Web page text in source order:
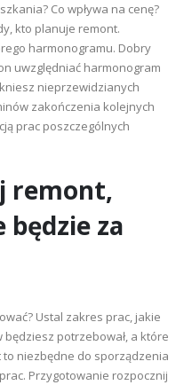
Co wpływa na cenę?
kto planuje remont.
harmonogramu. Dobry
uwzględniać harmonogram
nieprzewidzianych
zakończenia kolejnych
prac poszczególnych
remont,
za
Ustal zakres prac, jakie
potrzebował, a które
niezbędne do sporządzenia
Przygotowanie rozpocznij